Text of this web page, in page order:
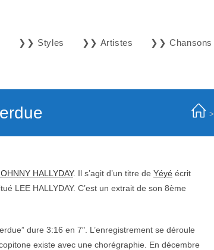
❯❯ Styles ❯❯ Artistes ❯❯ Chansons
>
HALLYDAY. Il s’agit d’un titre de Yéyé écrit
LEE HALLYDAY. C’est un extrait de son 8ème
dure 3:16 en 7″. L’enregistrement se déroule
existe avec une chorégraphie. En décembre